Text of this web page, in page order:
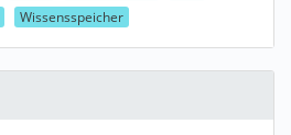
Wissensspeicher